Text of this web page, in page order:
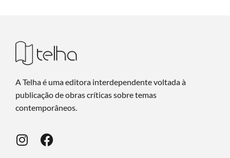
A Telha é uma editora interdependente voltada à
publicação de obras críticas sobre temas
contemporâneos.